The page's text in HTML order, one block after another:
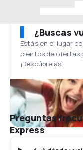
¿Buscas
Estás en el lugar
cientos de ofertas
¡Descúbrelas!
Preguntas
Express